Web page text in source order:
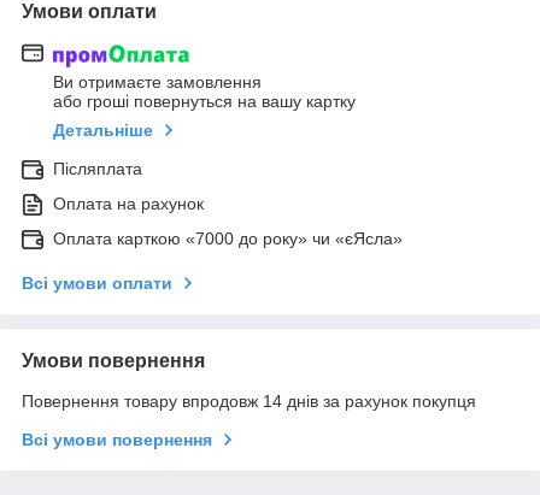
Умови оплати
Ви отримаєте замовлення
або гроші повернуться на вашу картку
Детальніше
Післяплата
Оплата на рахунок
Оплата карткою «7000 до року» чи «єЯсла»
Всі умови оплати
Умови повернення
Повернення товару впродовж 14 днів за рахунок покупця
Всі умови повернення